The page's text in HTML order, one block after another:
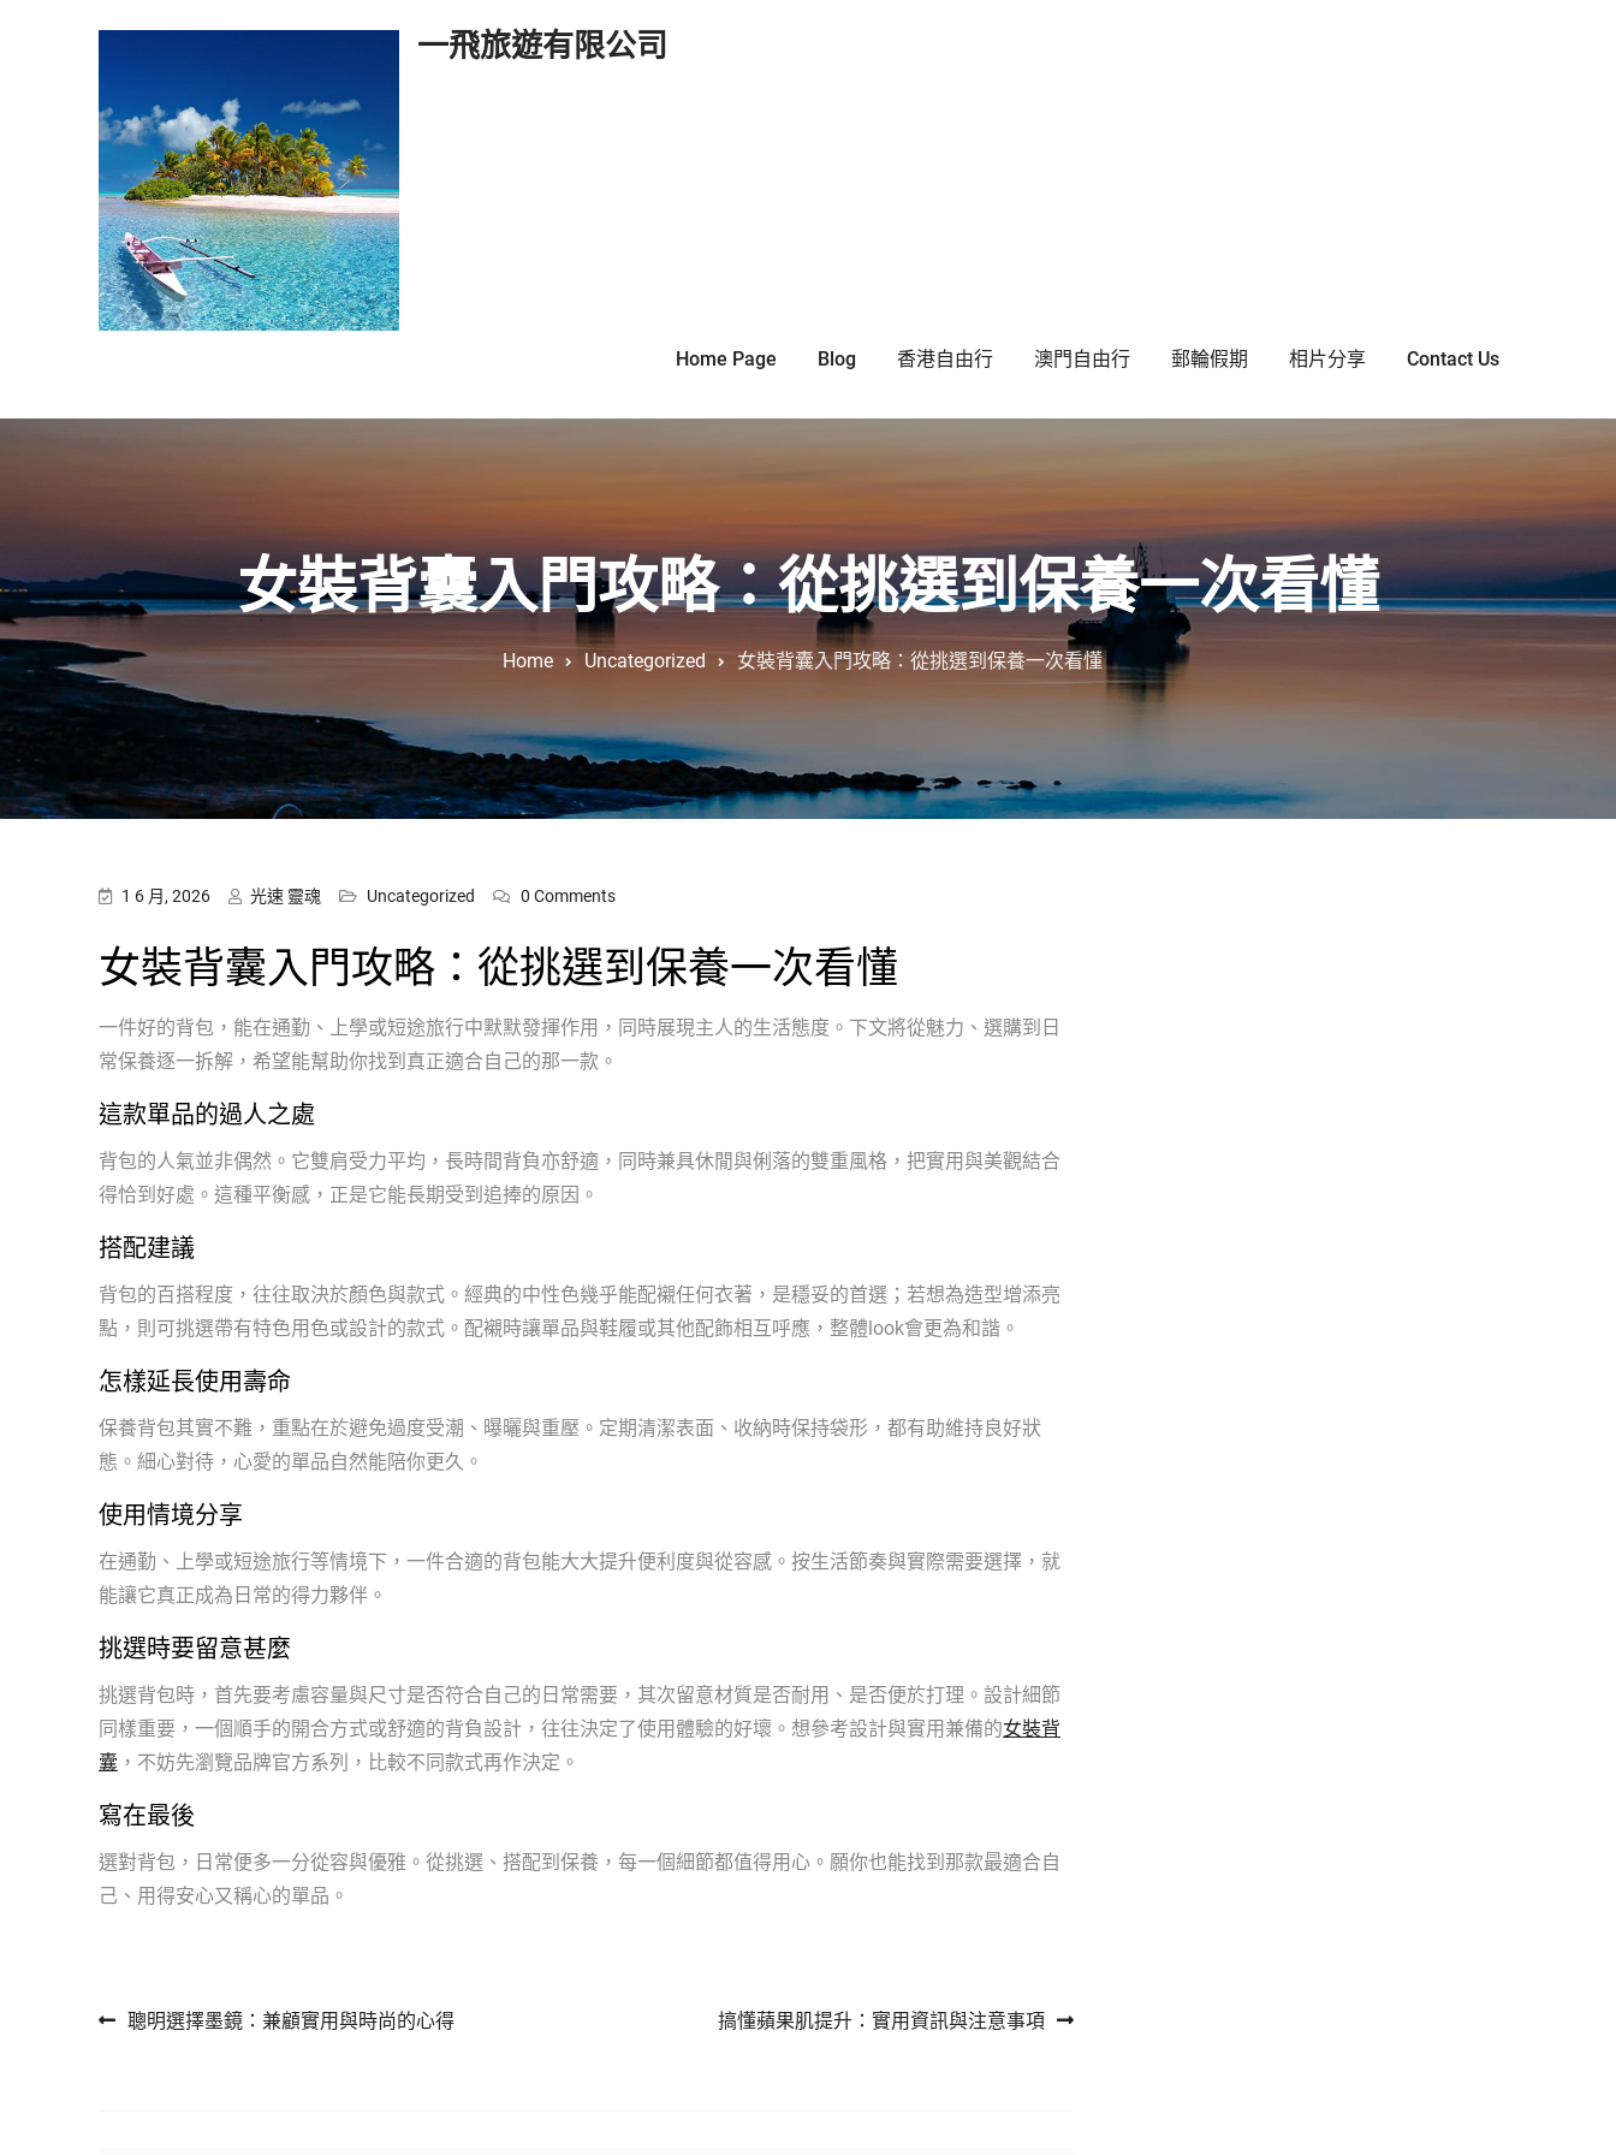
一飛旅遊有限公司
Home Page Blog 香港自由行 澳門自由行 郵輪假期 相片分享 Contact Us
女裝背囊入門攻略：從挑選到保養一次看懂
Home Uncategorized 女裝背囊入門攻略：從挑選到保養一次看懂
1 6 月, 2026 光速 靈魂 Uncategorized 0 Comments
女裝背囊入門攻略：從挑選到保養一次看懂
一件好的背包，能在通勤、上學或短途旅行中默默發揮作用，同時展現主人的生活態度。下文將從魅力、選購到日
常保養逐一拆解，希望能幫助你找到真正適合自己的那一款。
這款單品的過人之處
背包的人氣並非偶然。它雙肩受力平均，長時間背負亦舒適，同時兼具休閒與俐落的雙重風格，把實用與美觀結合
得恰到好處。這種平衡感，正是它能長期受到追捧的原因。
搭配建議
背包的百搭程度，往往取決於顏色與款式。經典的中性色幾乎能配襯任何衣著，是穩妥的首選；若想為造型增添亮
點，則可挑選帶有特色用色或設計的款式。配襯時讓單品與鞋履或其他配飾相互呼應，整體look會更為和諧。
怎樣延長使用壽命
保養背包其實不難，重點在於避免過度受潮、曝曬與重壓。定期清潔表面、收納時保持袋形，都有助維持良好狀
態。細心對待，心愛的單品自然能陪你更久。
使用情境分享
在通勤、上學或短途旅行等情境下，一件合適的背包能大大提升便利度與從容感。按生活節奏與實際需要選擇，就
能讓它真正成為日常的得力夥伴。
挑選時要留意甚麼
挑選背包時，首先要考慮容量與尺寸是否符合自己的日常需要，其次留意材質是否耐用、是否便於打理。設計細節
同樣重要，一個順手的開合方式或舒適的背負設計，往往決定了使用體驗的好壞。想參考設計與實用兼備的女裝背
囊 ，不妨先瀏覽品牌官方系列，比較不同款式再作決定。
寫在最後
選對背包，日常便多一分從容與優雅。從挑選、搭配到保養，每一個細節都值得用心。願你也能找到那款最適合自
己、用得安心又稱心的單品。
文章導覽
聰明選擇墨鏡：兼顧實用與時尚的心得 搞懂蘋果肌提升：實用資訊與注意事項